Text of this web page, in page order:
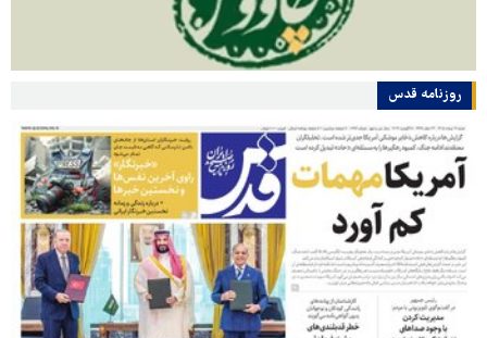
روزنامه قدس